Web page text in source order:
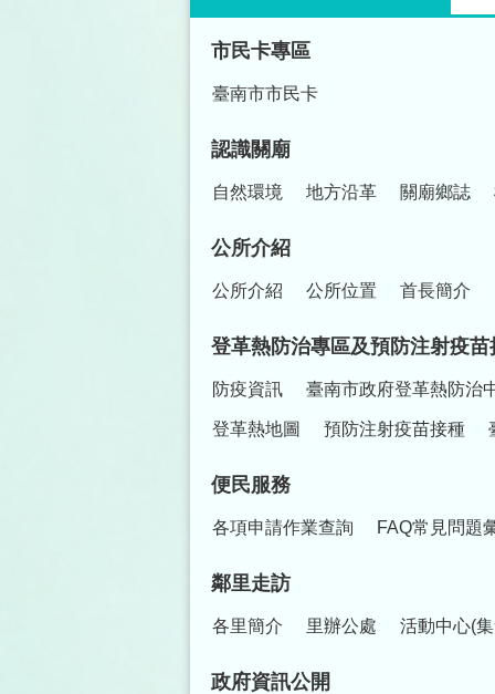
市民卡專區
臺南市市民卡
認識關廟
自然環境 地方沿革 關廟鄉誌
公所介紹
公所介紹 公所位置 首長簡介
登革熱防治專區及預防注射疫苗
防疫資訊 臺南市政府登革熱防治
登革熱地圖 預防注射疫苗接種
便民服務
各項申請作業查詢 FAQ常見問題
鄰里走訪
各里簡介 里辦公處 活動中心(
政府資訊公開